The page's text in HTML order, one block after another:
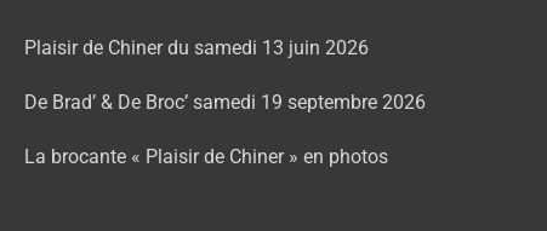
Plaisir de Chiner du samedi 13 juin 2026
De Brad’ & De Broc’ samedi 19 septembre 2026
La brocante « Plaisir de Chiner » en photos